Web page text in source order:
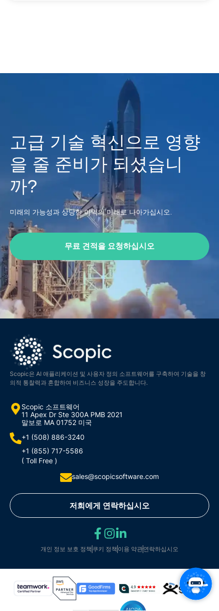
고급 기술 혁신으로 영향
을 줄 준비가 되셨습니
까?
미래의 가능성과 상당한 이익의 미래로 나아가십시오.
무료 견적을 요청하십시오
Scopic은 AI 애플리케이션 및 사용자 정의 소프트웨어를 구축하여 기술을 창
의적 통찰력과 혼합하여 비즈니스 성장을 주도합니다.
Scopic 소프트웨어
11 Apex Dr Ste 300A PMB 2021
말보로 MA 01752 미국
+1 (508) 886-3240
+1 (855) 717-5586
( Toll Free )
sales@scopicsoftware.com
저희에게 연락하십시오
개인 정보 보호 정책 쿠키 정책 이용 약관연락하십시오